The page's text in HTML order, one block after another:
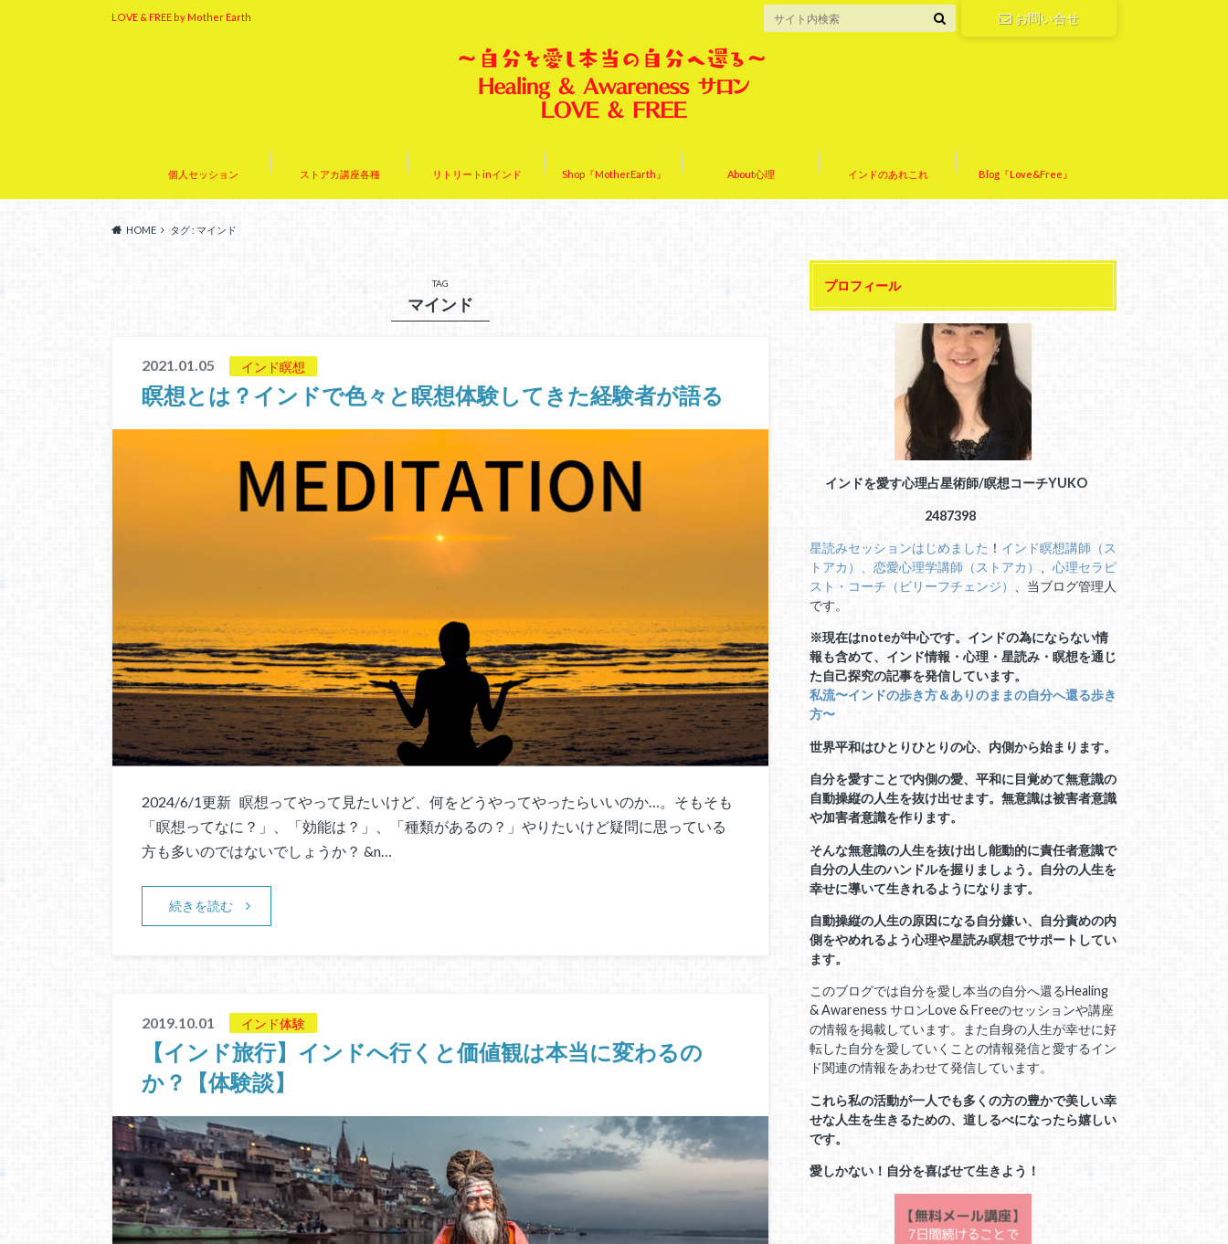
LOVE & FREE by Mother Earth お問い合せ
個人セッション ストアカ講座各種 リトリートinインド Shop『MotherEarth』 About心理 インドのあれこれ Blog『Love&Free』
HOME タグ : マインド
TAG
マインド
2021.01.05 インド瞑想
瞑想とは？インドで色々と瞑想体験してきた経験者が語る
2024/6/1更新 瞑想ってやって見たいけど、何をどうやってやったらいいのか…。そもそも
「瞑想ってなに？」、「効能は？」、「種類があるの？」やりたいけど疑問に思っている
方も多いのではないでしょうか？ &n…
続きを読む
2019.10.01 インド体験
【インド旅行】インドへ行くと価値観は本当に変わるの
か？【体験談】
プロフィール
インドを愛す心理占星術師/瞑想コーチYUKO
2487398
星読みセッションはじめました ！ インド瞑想講師（ス
トアカ）、 恋愛心理学講師（ストアカ）
心理セラピ
スト・コーチ（ビリーフチェンジ）
、当ブログ管理人
です。
※現在はnoteが中心です。インドの為にならない情
報も含めて、インド情報・心理・星読み・瞑想を通じ
た自己探究の記事を発信しています。
私流〜インドの歩き方＆ありのままの自分へ還る歩き
方〜
世界平和はひとりひとりの心、内側から始まります。
自分を愛すことで内側の愛、平和に目覚めて無意識の
自動操縦の人生を抜け出せます。無意識は被害者意識
や加害者意識を作ります。
そんな無意識の人生を抜け出し能動的に責任者意識で
自分の人生のハンドルを握りましょう。自分の人生を
幸せに導いて生きれるようになります。
自動操縦の人生の原因になる自分嫌い、自分責めの内
側をやめれるよう心理や星読み瞑想でサポートしてい
ます。
このブログでは自分を愛し本当の自分へ還るHealing
& Awareness サロンLove & Freeのセッションや講座
の情報を掲載しています。また自身の人生が幸せに好
転した自分を愛していくことの情報発信と愛するイン
ド関連の情報をあわせて発信しています。
これら私の活動が一人でも多くの方の豊かで美しい幸
せな人生を生きるための、道しるべになったら嬉しい
です。
愛しかない！自分を喜ばせて生きよう！